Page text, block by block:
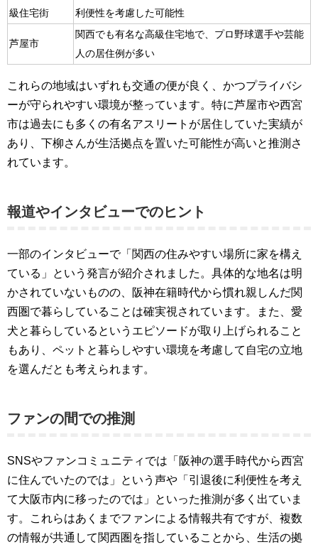
級住宅街
利便性を考慮した可能性
芦屋市
関西でも有名な高級住宅地で、プロ野球選手や芸能
人の居住例が多い
これらの地域はいずれも交通の便が良く、かつプライバシ
ーが守られやすい環境が整っています。特に芦屋市や西宮
市は過去にも多くの有名アスリートが居住していた実績が
あり、下柳さんが生活拠点を置いた可能性が高いと推測さ
れています。
報道やインタビューでのヒント
一部のインタビューで「関西の住みやすい場所に家を構え
ている」という発言が紹介されました。具体的な地名は明
かされていないものの、阪神在籍時代から慣れ親しんだ関
西圏で暮らしていることは確実視されています。また、愛
犬と暮らしているというエピソードが取り上げられること
もあり、ペットと暮らしやすい環境を考慮して自宅の立地
を選んだとも考えられます。
ファンの間での推測
SNSやファンコミュニティでは「阪神の選手時代から西宮
に住んでいたのでは」という声や「引退後に利便性を考え
て大阪市内に移ったのでは」といった推測が多く出ていま
す。これらはあくまでファンによる情報共有ですが、複数
の情報が共通して関西圏を指していることから、生活の拠